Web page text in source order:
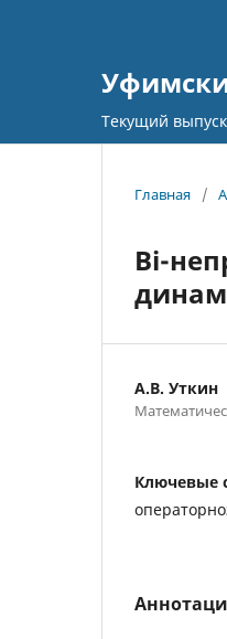
Текущий выпуск
Главная /
Bi-
А.В. Уткин
Ключевые